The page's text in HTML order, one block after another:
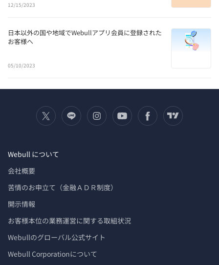
12/15/2023
日本以外の国や地域でWebullアプリ会員に登録された
お客様へ
05/10/2023
Webull について
会社概要
苦情のお申立て（金融ＡＤＲ制度）
開示情報
お客様本位の業務運営に関する取組状況
Webullのグローバル公式サイト
Webull Corporationについて